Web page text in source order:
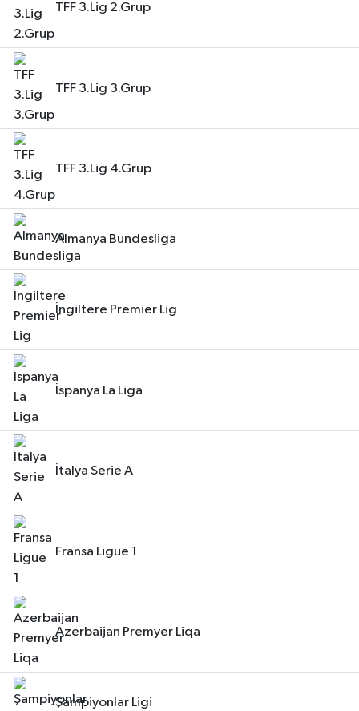
TFF 3.Lig 2.Grup
TFF 3.Lig 3.Grup
TFF 3.Lig 4.Grup
Almanya Bundesliga
İngiltere Premier Lig
İspanya La Liga
İtalya Serie A
Fransa Ligue 1
Azerbaijan Premyer Liqa
Şampiyonlar Ligi